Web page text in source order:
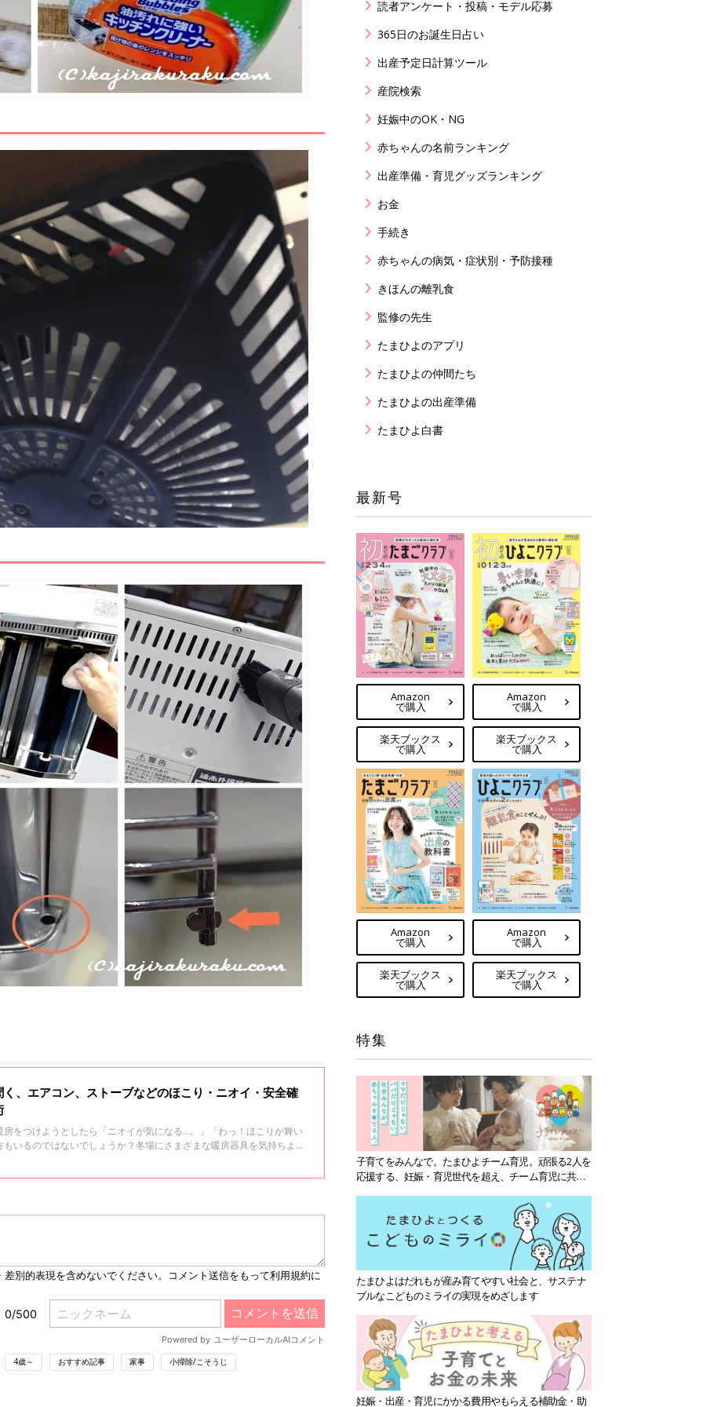
、エアコン、ストーブなどのほこり・ニオイ・安全確
をつけようとしたら「ニオイが気になる…。」「わっ！ほこりが舞い
いるのではないでしょうか？冬場にさまざまな暖房器具を気持ちよく
4歳～ おすすめ記事 家事 小掃除/こそうじ
読者アンケート・投稿・モデル応募
365日のお誕生日占い
出産予定日計算ツール
産院検索
妊娠中のOK・NG
赤ちゃんの名前ランキング
出産準備・育児グッズランキング
お金
手続き
赤ちゃんの病気・症状別・予防接種
きほんの離乳食
監修の先生
たまひよのアプリ
たまひよの仲間たち
たまひよの出産準備
たまひよ白書
最新号
Amazon
で購入
楽天ブックス
で購入
Amazon
で購入
楽天ブックス
で購入
Amazon
で購入
楽天ブックス
で購入
Amazon
で購入
楽天ブックス
で購入
特集
子育てをみんなで。たまひよチーム育児。頑張る2人を
応援する、妊娠・育児世代を超え、チーム育児に共感
たまひよはだれもが産み育てやすい社会と、サステナ
ブルなこどものミライの実現をめざします
妊娠・出産・育児にかかる費用やもらえる補助金・助